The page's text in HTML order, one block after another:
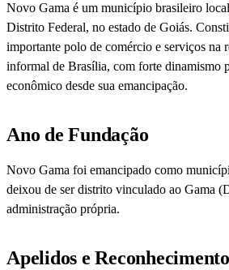
Novo Gama é um município brasileiro
Distrito Federal, no estado de Goiás.
importante polo de comércio e serviços na
informal de Brasília, com forte dinamismo
econômico desde sua emancipação.
Ano de Fundação
Novo Gama foi emancipado como
deixou de ser distrito vinculado ao Gama
administração própria.
Apelidos e